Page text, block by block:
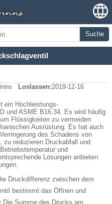
Suche
Loslassen:2019-12-16
ein Hochleistungs-
und ASME B16.34. Es wird häufig
Flüssigkeiten zu vermeiden
Ausrüstung. Es hat auch
des Schadens von
zu reduzieren Druckabfall und
und
Lösungen anbieten
Druckdifferenz zwischen dem
bestimmt das Öffnen und
Summe des Drucks am